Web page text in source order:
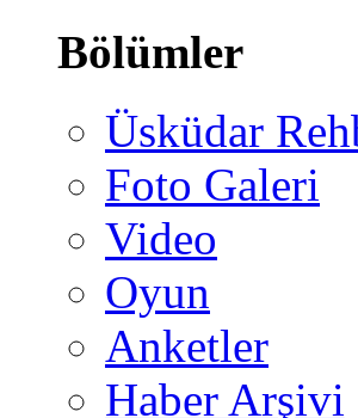
Bölümler
Üsküdar
Foto Galeri
Video
Oyun
Anketler
Haber Arşivi